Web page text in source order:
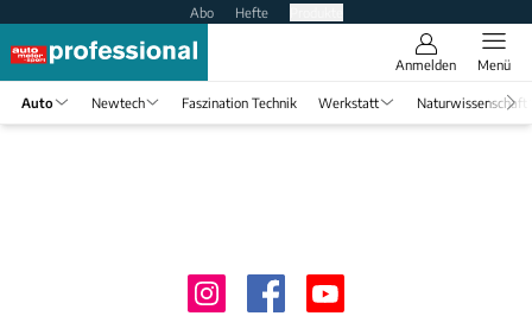
Abo Hefte
Anmelden Menü
Auto Newtech Faszination Technik Werkstatt Naturwissenschaft